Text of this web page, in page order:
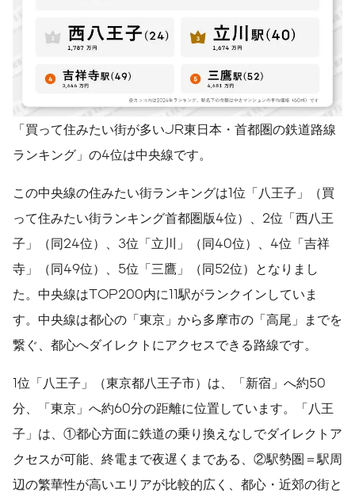
「買って住みたい街が多いJR東日本・首都圏の鉄道路線
ランキング」の4位は中央線です。
この中央線の住みたい街ランキングは1位「八王子」（買
って住みたい街ランキング首都圏版4位）、2位「西八王
子」（同24位）、3位「立川」（同40位）、4位「吉祥
寺」（同49位）、5位「三鷹」（同52位）となりまし
た。中央線はTOP200内に11駅がランクインしていま
す。中央線は都心の「東京」から多摩市の「高尾」までを
繋ぐ、都心へダイレクトにアクセスできる路線です。
1位「八王子」（東京都八王子市）は、「新宿」へ約50
分、「東京」へ約60分の距離に位置しています。「八王
子」は、①都心方面に鉄道の乗り換えなしでダイレクトア
クセスが可能、終電まで夜遅くまである、②駅勢圏＝駅周
辺の繁華性が高いエリアが比較的広く、都心・近郊の街と